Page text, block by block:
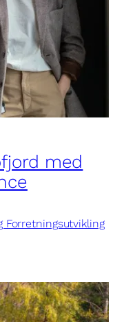
med
Forretningsutvikling